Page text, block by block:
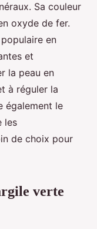
Sa couleur
oxyde de fer.
en
et
la peau en
à réguler la
également le
les
de choix pour
verte